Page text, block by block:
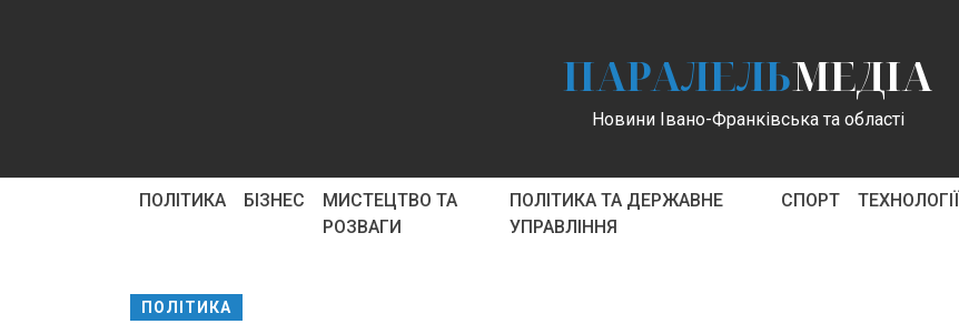
ПАРАЛЕЛЬМЕДІА
Новини Івано-Франківська та області
ПОЛІТИКА БІЗНЕС
МИСТЕЦТВО ТА
РОЗВАГИ
ПОЛІТИКА ТА ДЕРЖАВНЕ
УПРАВЛІННЯ
СПОРТ ТЕХНОЛОГІЇ
ПОЛІТИКА